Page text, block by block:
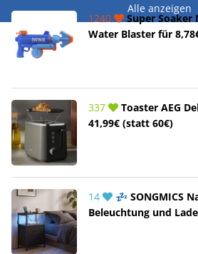
Alle anzeigen
1240
Super Soaker
Water Blaster für
337
Toaster AEG
41,99€ (statt 60€)
14
💤 SONGMICS
Beleuchtung und